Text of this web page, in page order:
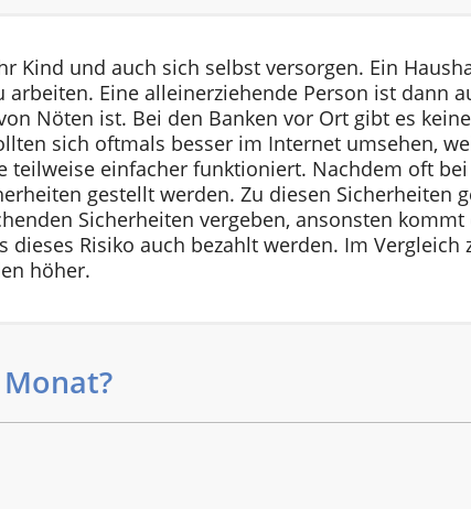
Kind und auch sich selbst versorgen. Ein
Eine alleinerziehende Person ist dann
Nöten ist. Bei den Banken vor Ort gibt es
sich oftmals besser im Internet umsehen,
einfacher funktioniert. Nachdem oft
gestellt werden. Zu diesen Sicherheiten
Sicherheiten vergeben, ansonsten kommt
Risiko auch bezahlt werden. Im
höher.